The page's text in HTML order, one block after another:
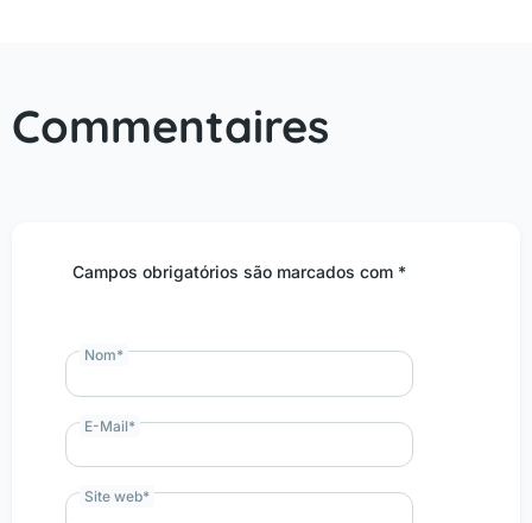
Commentaires
Campos obrigatórios são marcados com *
Nom*
E-Mail*
Site web*